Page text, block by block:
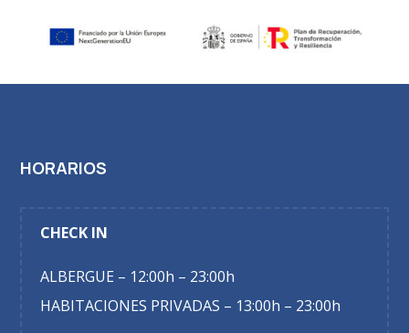
HORARIOS
CHECK IN
ALBERGUE – 12:00h – 23:00h
HABITACIONES PRIVADAS – 13:00h – 23:00h